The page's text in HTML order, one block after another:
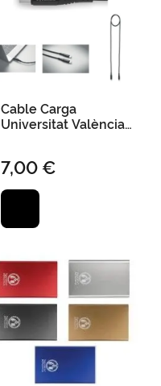
Cable Carga
Universitat València
7,00 €